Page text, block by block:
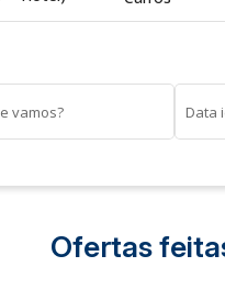
vamos? Data
Ofertas